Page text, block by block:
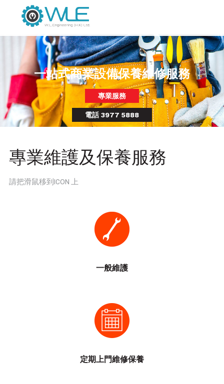
已購買勞工及第三者責任保險
免費上門報價
電話 3977 5888
專業維護及保養服務
請把滑鼠移到ICON 上
一般維護
木器油漆
門鉸/緩衝器
水喉維修/隔油池清洗/飲水機清洗
供電系統/燈/光管維修
裝修後清潔及去甲醛味
冷氣系統維護/消防系統維護
定期上門維修保養
清洗飲水機
洗地毯及消毒
清潔照明系統
高壓噴水清洗